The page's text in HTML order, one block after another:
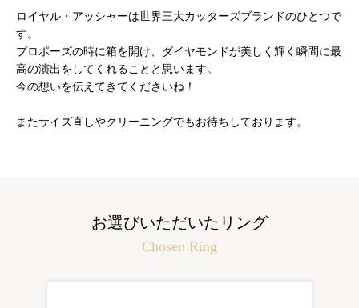
ロイヤル・アッシャーは世界三大カッターズブランドのひとつで
す。
プロポーズの時に箱を開け、ダイヤモンドが美しく輝く瞬間に最
高の演出をしてくれることと思います。
今の想いを伝えてきてくださいね！
またサイズ直しやクリーニングでもお待ちしております。
お選びいただいたリング
Chosen Ring